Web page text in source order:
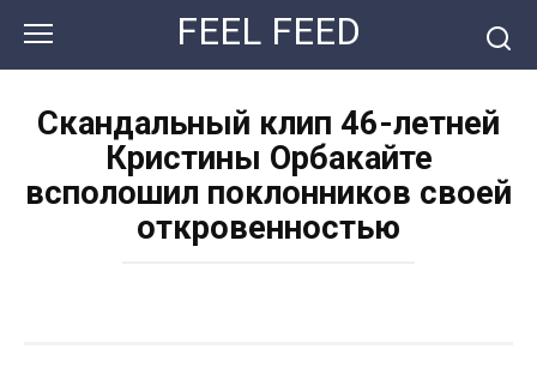
контенту
FEEL FEED
Скандальный клип 46-летней
Кристины Орбакайте
всполошил поклонников своей
откровенностью